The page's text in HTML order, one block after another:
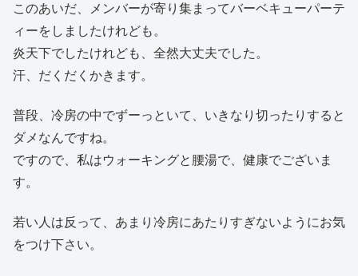
このあいだ、メンバーが寄り集まってバーベキューパーテ
ィーをしましたけれども。
炎天下でしたけれども、全然大丈夫でした。
汗、だくだくかきます。
普段、冷房の中でずーっといて、いきなり切ったりすると
ダメなんですね。
ですので、私はウォーキングと腰湯で、健康でございま
す。
若い人は反って、あまり冷房にあたりすぎないようにお気
をつけ下さい。